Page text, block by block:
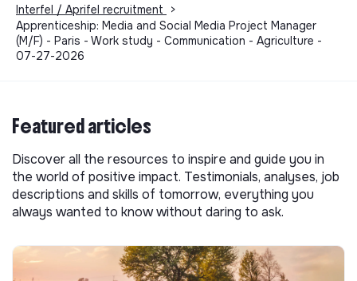
Interfel / Aprifel recruitment
>
Apprenticeship: Media and Social Media Project Manager
(M/F) - Paris - Work study - Communication - Agriculture -
07-27-2026
Featured articles
Discover all the resources to inspire and guide you in
the world of positive impact. Testimonials, analyses, job
descriptions and skills of tomorrow, everything you
always wanted to know without daring to ask.